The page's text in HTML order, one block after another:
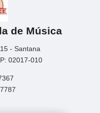
de Música
- Santana
02017-010